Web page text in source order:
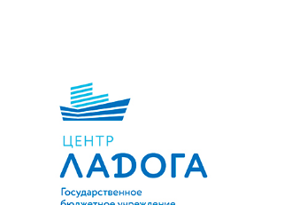
Независимая оценка качества образования